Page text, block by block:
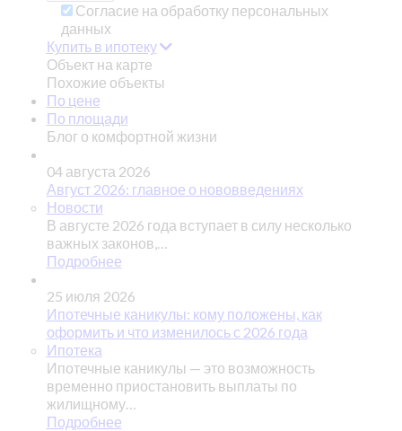
Согласие на обработку персональных
данных
Купить в ипотеку
Объект на карте
Похожие объекты
По цене
По площади
Блог о комфортной жизни
04 августа 2026
Август 2026: главное о нововведениях
Новости
В августе 2026 года вступает в силу несколько
важных законов,…
Подробнее
25 июля 2026
Ипотечные каникулы: кому положены, как
оформить и что изменилось с 2026 года
Ипотека
Ипотечные каникулы — это возможность
временно приостановить выплаты по
жилищному…
Подробнее